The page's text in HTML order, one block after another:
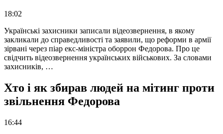
18:02
Українські захисники записали відеозвернення, в якому
закликали до справедливості та заявили, що реформи в армії
зірвані через піар екс-міністра оборрон Федорова. Про це
свідчить відеозвернення українських військових. За словами
захисників, …
Хто і як збирав людей на мітинг проти
звільнення Федорова
16:44